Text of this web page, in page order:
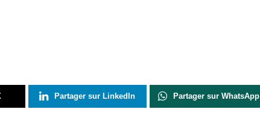
Partager sur LinkedIn Partager sur WhatsApp